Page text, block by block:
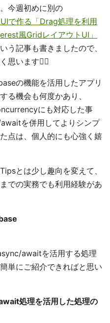
今週初めに別の
で作る「Drag処理を利用
風GridレイアウトUI」
う記事も書きましたので、
思います🙇‍♂️
の機能を活用したアプリ
る機会も何度かあり、
にも対応した事
を併用してよりシンプ
点は、個人的にも心強く嬉
とは少し趣向を変えて、
での実務でも利用経験があ
awaitを活用する処理
単にご紹介できればと思い
処理を活用した処理の